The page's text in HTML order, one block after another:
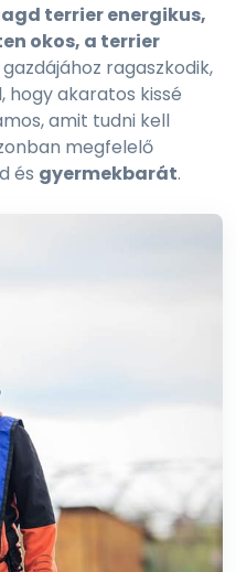
terrier energikus,
okos, a terrier
ragaszkodik,
hogy akaratos kissé
amit tudni kell
megfelelő
és gyermekbarát.